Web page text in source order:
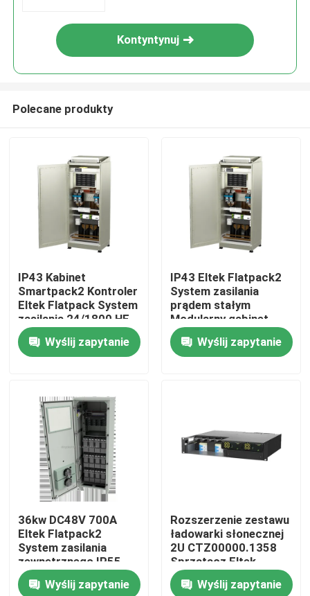
O nas
Łączność
filmy
zewnętrzna szafa telekomunikacyjna
Szafa na sprzęt telekomunikacyjny
Szafka akumulatorów telekomunikacyjnych
Kontyntynuj
Polecane produkty
IP43 Kabinet
Smartpack2 Kontroler
Eltek Flatpack System
zasilania 24/1800 HE
Sprostowacz
Wyślij zapytanie
IP43 Eltek Flatpack2
System zasilania
prądem stałym
Modularny gabinet
24V 48kW
Wyślij zapytanie
36kw DC48V 700A
Eltek Flatpack2
System zasilania
zewnętrznego IP55
CTO31240.Nnnn
Wyślij zapytanie
Rozszerzenie zestawu
ładowarki słonecznej
2U CTZ00000.1358
Sprzątacz Eltek
Flatpack Power
SystemWyślij zapytanie